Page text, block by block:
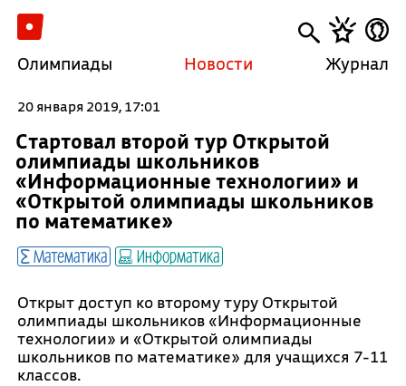
Олимпиады Новости Журнал
20 января 2019, 17:01
Стартовал второй тур Открытой
олимпиады школьников
«Информационные технологии» и
«Открытой олимпиады школьников
по математике»
Математика Информатика
Открыт доступ ко второму туру Открытой
олимпиады школьников «Информационные
технологии» и «Открытой олимпиады
школьников по математике» для учащихся 7-11
классов.